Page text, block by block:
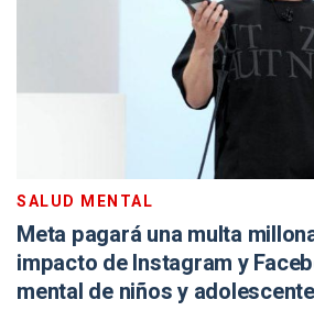
SALUD MENTAL
Meta pagará una multa
impacto de Instagram y
mental de niños y